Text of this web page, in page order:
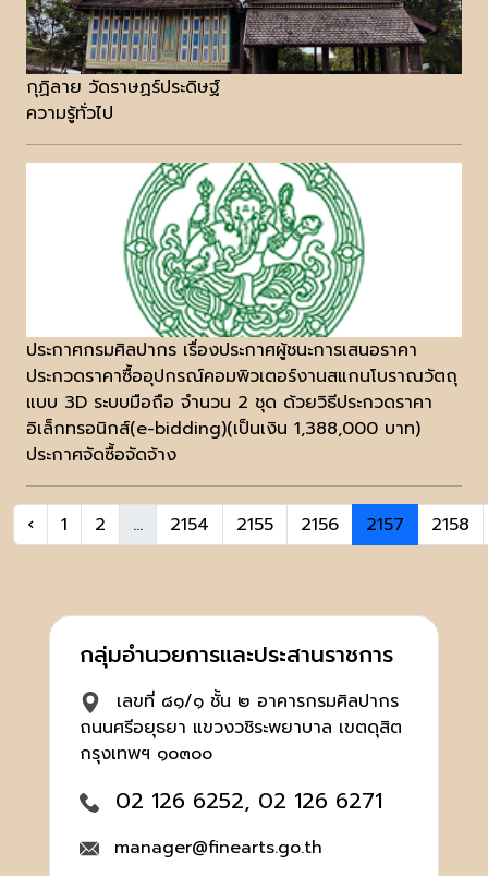
กุฏิลาย วัดราษฏร์ประดิษฐ์
ความรู้ทั่วไป
ประกาศกรมศิลปากร เรื่องประกาศผู้ชนะการเสนอราคา
ประกวดราคาซื้ออุปกรณ์คอมพิวเตอร์งานสแกนโบราณวัตถุ
แบบ 3D ระบบมือถือ จำนวน 2 ชุด ด้วยวิธีประกวดราคา
อิเล็กทรอนิกส์(e-bidding)(เป็นเงิน 1,388,000 บาท)
ประกาศจัดซื้อจัดจ้าง
‹ 1 2 ... 2154 2155 2156 2157 2158
กลุ่มอำนวยการและประสานราชการ
เลขที่ ๘๑/๑ ชั้น ๒ อาคารกรมศิลปากร
ถนนศรีอยุธยา แขวงวชิระพยาบาล เขตดุสิต
กรุงเทพฯ ๑๐๓๐๐
02 126 6252, 02 126 6271
manager@finearts.go.th